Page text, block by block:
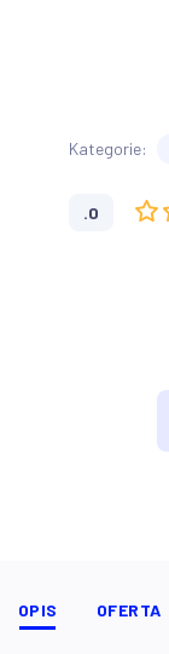
Kategorie:
.0
OPIS OFERTA